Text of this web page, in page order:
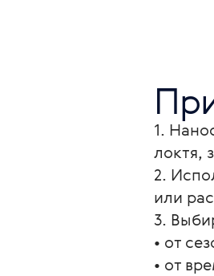
1.
локтя,
2.
или
3.
• от
• от